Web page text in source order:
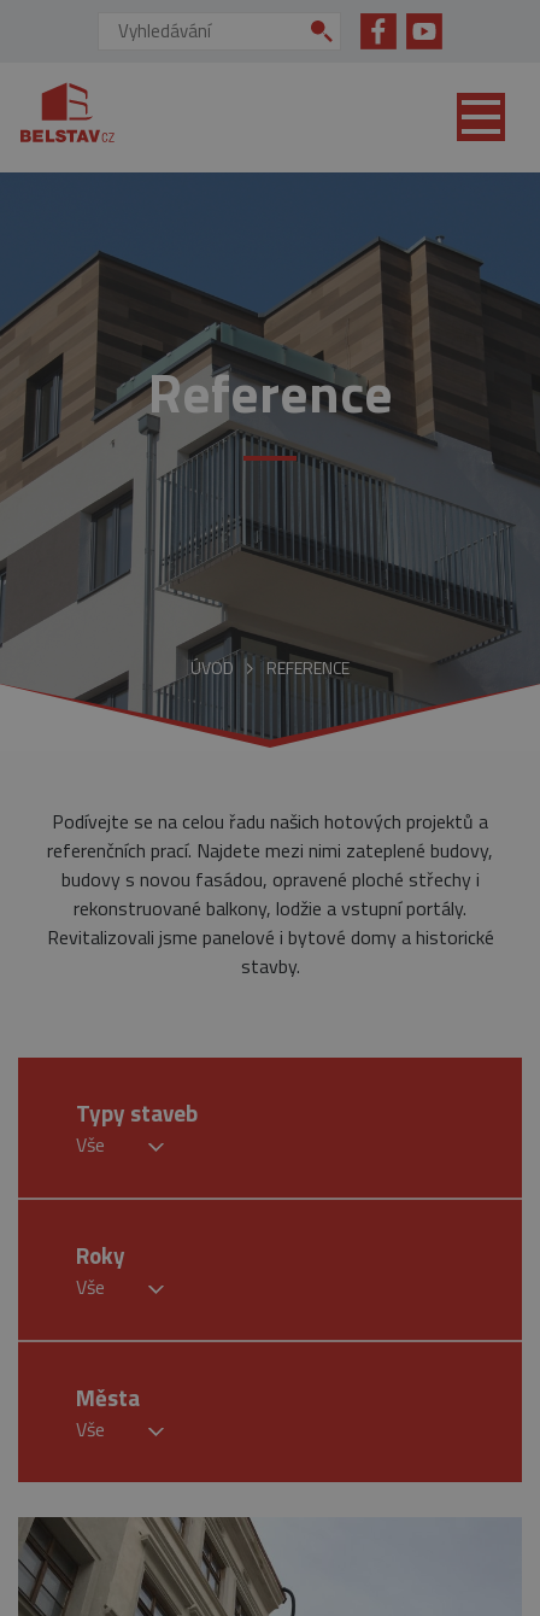
Vyhledávání:
Reference
ÚVOD REFERENCE
Podívejte se na celou řadu našich hotových projektů a
referenčních prací. Najdete mezi nimi zateplené budovy,
budovy s novou fasádou, opravené ploché střechy i
rekonstruované balkony, lodžie a vstupní portály.
Revitalizovali jsme panelové i bytové domy a historické
stavby.
Typy staveb
Vše
Roky
Vše
Města
Vše